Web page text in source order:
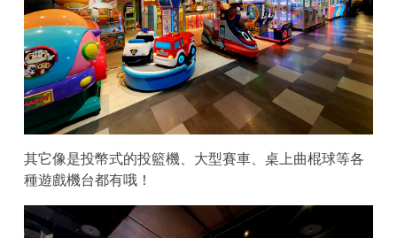
其它像是投幣式的投籃機、大型賽車、桌上曲棍球等各
種遊戲機台都有哦！